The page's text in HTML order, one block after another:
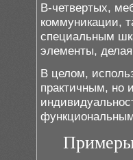
В-четвертых,
коммуникации,
специальным
элементы,
В целом,
практичным, но
Примеры